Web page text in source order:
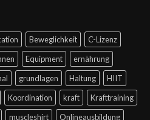
Beweglichkeit
C-Lizenz
Equipment
ernährung
grundlagen Haltung
HIIT
Koordination kraft
Krafttraining
muscleshirt Onlineausbildung